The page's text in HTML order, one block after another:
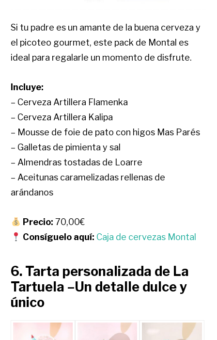
Si tu padre es un amante de la buena cerveza y
el picoteo gourmet, este pack de Montal es
ideal para regalarle un momento de disfrute.
Incluye:
– Cerveza Artillera Flamenka
– Cerveza Artillera Kalipa
– Mousse de foie de pato con higos Mas Parés
– Galletas de pimienta y sal
– Almendras tostadas de Loarre
– Aceitunas caramelizadas rellenas de
arándanos
Precio: 70,00€
Consíguelo aquí: Caja de cervezas Montal
6. Tarta personalizada de La
Tartuela –Un detalle dulce y
único